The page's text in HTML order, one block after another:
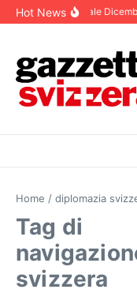
Salta al contenuto
Hot NewsEditoriale
Home / diplomazia
Tag di
svizzera